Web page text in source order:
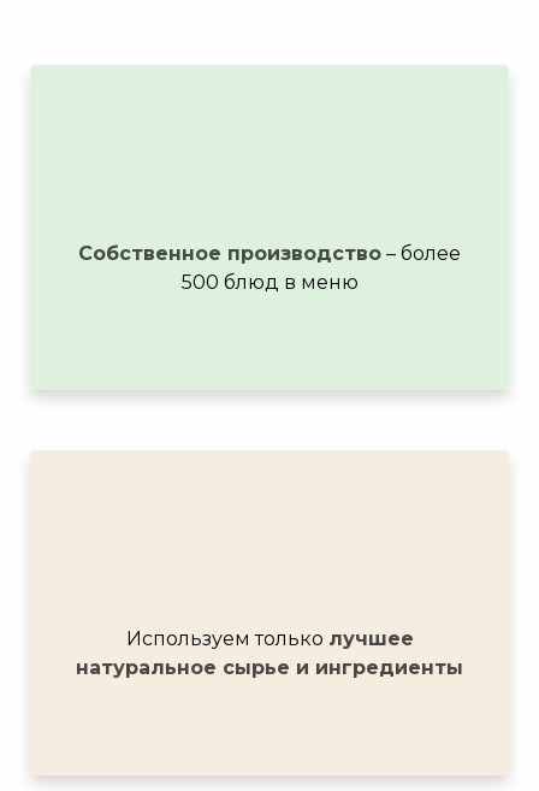
Собственное производство – более
500 блюд в меню
Используем только лучшее
натуральное сырье и ингредиенты